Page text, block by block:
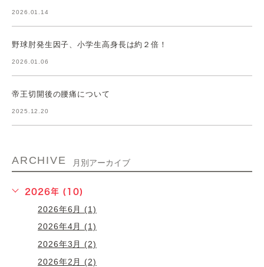
2026.01.14
野球肘発生因子、小学生高身長は約２倍！
2026.01.06
帝王切開後の腰痛について
2025.12.20
ARCHIVE 月別アーカイブ
2026年 (10)
2026年6月 (1)
2026年4月 (1)
2026年3月 (2)
2026年2月 (2)